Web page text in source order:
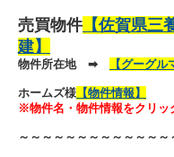
売買物件 【佐賀県
建】
物件所在地 ➡ 【グーグル
ホームズ様 【物件情報】
※物件名・物件情報をクリッ
～～～～～～～～～～～～